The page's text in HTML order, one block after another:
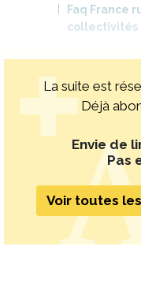
Faq France
collectivités
La suite est
Déjà
Envie de
Pas
Voir toutes